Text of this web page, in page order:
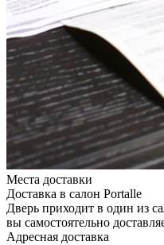
Места доставки
Доставка в салон Portalle
Дверь приходит в один из
вы самостоятельно
Адресная доставка